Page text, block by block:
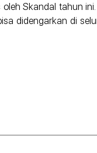
Skandal tahun
didengarkan di